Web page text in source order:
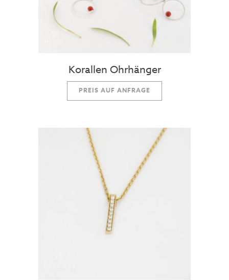
Korallen Ohrhänger
PREIS AUF ANFRAGE